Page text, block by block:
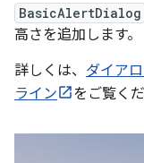
BasicAlertDialog
高さを追加します。
詳しくは、 ダイア
ライン
をご覧くだ